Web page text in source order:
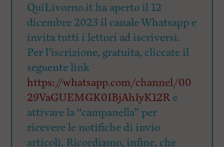
QuiLivorno.it ha aperto il 12
dicembre 2023 il canale Whatsapp e
invita tutti i lettori ad iscriversi.
Per l’iscrizione, gratuita, cliccate il
seguente link
https://whatsapp.com/channel/00
29VaGUEMGK0IBjAhIyK12Re
attivare la “campanella” per
ricevere le notifiche di invio
articoli. Ricordiamo, infine, che